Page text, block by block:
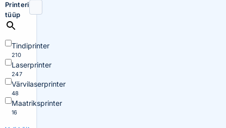
Printeri
tüüp
Tindiprinter
210
Laserprinter
247
Värvilaserprinter
48
Maatriksprinter
16